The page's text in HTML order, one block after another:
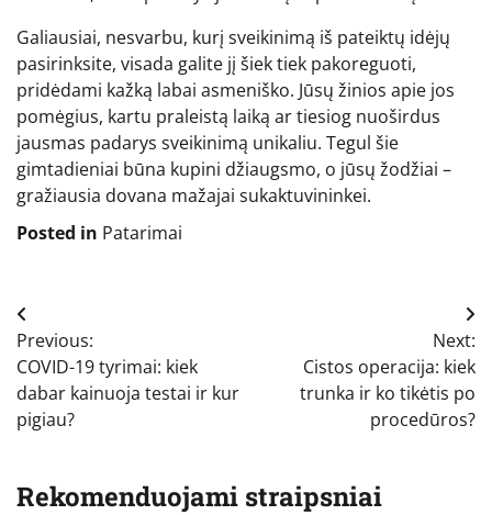
Galiausiai, nesvarbu, kurį sveikinimą iš pateiktų idėjų
pasirinksite, visada galite jį šiek tiek pakoreguoti,
pridėdami kažką labai asmeniško. Jūsų žinios apie jos
pomėgius, kartu praleistą laiką ar tiesiog nuoširdus
jausmas padarys sveikinimą unikaliu. Tegul šie
gimtadieniai būna kupini džiaugsmo, o jūsų žodžiai –
gražiausia dovana mažajai sukaktuvininkei.
Posted in Patarimai
Navigacija
tarp
įrašų
Previous:
COVID-19 tyrimai: kiek
dabar kainuoja testai ir kur
pigiau?
Next:
Cistos operacija: kiek
trunka ir ko tikėtis po
procedūros?
Rekomenduojami straipsniai